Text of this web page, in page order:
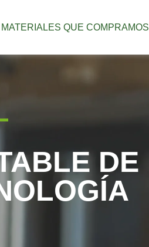
MATERIALES QUE COMPRAMOS
DE